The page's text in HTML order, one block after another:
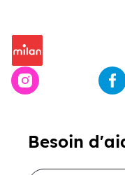
Besoin